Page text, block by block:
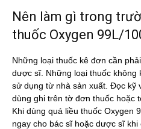
Nên làm gì trong
thuốc Oxygen 99L/
Những loại thuốc kê đơn cần
dược sĩ. Những loại thuốc
sử dụng từ nhà sản xuất. Đọc kỹ
dùng ghi trên tờ đơn thuốc hoặc
Khi dùng quá liều thuốc Oxygen
ngay cho bác sĩ hoặc dược sĩ